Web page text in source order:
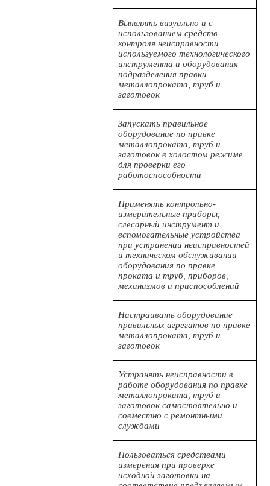
Выявлять визуально и с
использованием средств
контроля неисправности
используемого технологического
инструмента и оборудования
подразделения правки
металлопроката, труб и
заготовок
Запускать правильное
оборудование по правке
металлопроката, труб и
заготовок в холостом режиме
для проверки его
работоспособности
Применять контрольно-
измерительные приборы,
слесарный инструмент и
вспомогательные устройства
при устранении неисправностей
и техническом обслуживании
оборудования по правке
проката и труб, приборов,
механизмов и приспособлений
Настраивать оборудование
правильных агрегатов по правке
металлопроката, труб и
заготовок
Устранять неисправности в
работе оборудования по правке
металлопроката, труб и
заготовок самостоятельно и
совместно с ремонтными
службами
Пользоваться средствами
измерения при проверке
исходной заготовки на